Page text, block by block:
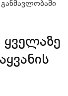
ყველაზე